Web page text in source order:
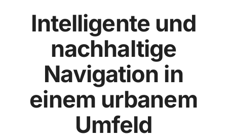
Intelligente und
nachhaltige
Navigation in
einem urbanem
Umfeld